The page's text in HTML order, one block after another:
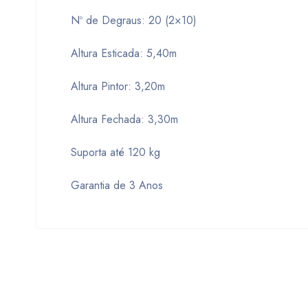
Nº de Degraus: 20 (2×10)
Altura Esticada: 5,40m
Altura Pintor: 3,20m
Altura Fechada: 3,30m
Suporta até 120 kg
Garantia de 3 Anos